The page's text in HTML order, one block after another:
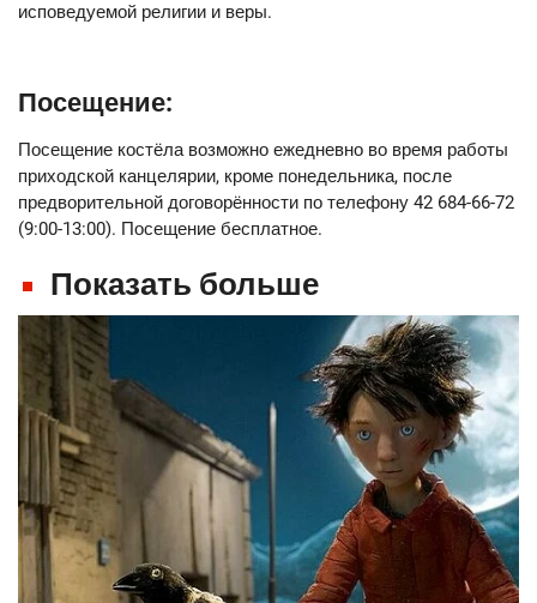
исповедуемой религии и веры.
Посещение:
Посещение костёла возможно ежедневно во время работы
приходской канцелярии, кроме понедельника, после
предворительной договорённости по телефону 42 684-66-72
(9:00-13:00). Посещение бесплатное.
Показать больше